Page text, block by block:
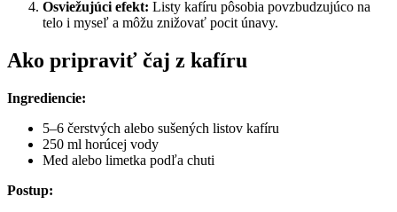
Osviežujúci efekt: Listy kafíru pôsobia povzbudzujúco na
telo i myseľ a môžu znižovať pocit únavy.
Ako pripraviť čaj z kafíru
Ingrediencie:
5–6 čerstvých alebo sušených listov kafíru
250 ml horúcej vody
Med alebo limetka podľa chuti
Postup: